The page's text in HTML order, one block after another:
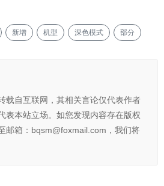
新增 机型 深色模式 部分
载自互联网，其相关言论仅代表作者
表本站立场。如您发现内容存在版权
邮箱：bqsm@foxmail.com，我们将